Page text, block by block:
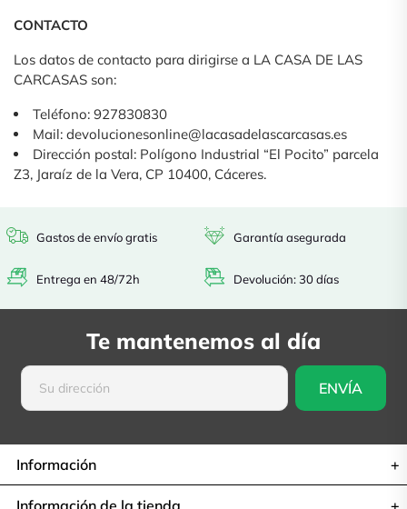
CONTACTO
Los datos de contacto para dirigirse a LA CASA DE LAS
CARCASAS son:
Teléfono: 927830830
Mail: devolucionesonline@lacasadelascarcasas.es
Dirección postal: Polígono Industrial “El Pocito” parcela
Z3, Jaraíz de la Vera, CP 10400, Cáceres.
Gastos de envío gratis
Entrega en 48/72h
Garantía asegurada
Devolución: 30 días
Te mantenemos al día
Información
Información de la tienda